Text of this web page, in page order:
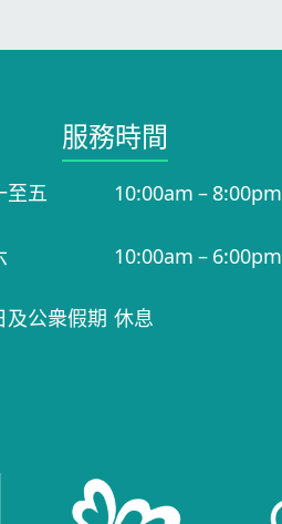
服務時間​
至五 10:00am – 8:00pm
10:00am – 6:00pm
及公衆假期 休息